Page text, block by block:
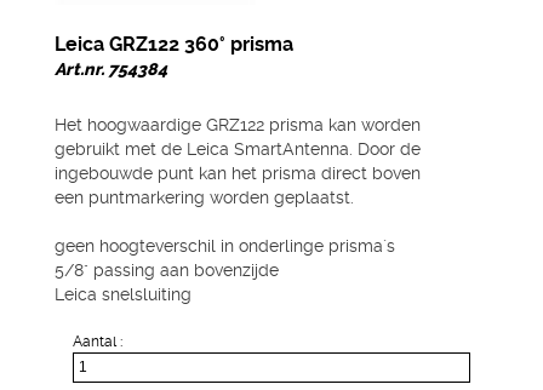
Leica GRZ122 360° prisma
Art.nr. 754384
Het hoogwaardige GRZ122 prisma kan worden
gebruikt met de Leica SmartAntenna. Door de
ingebouwde punt kan het prisma direct boven
een puntmarkering worden geplaatst.
geen hoogteverschil in onderlinge prisma´s
5/8" passing aan bovenzijde
Leica snelsluiting
Aantal :